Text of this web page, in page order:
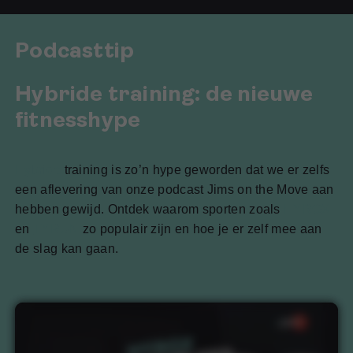
Podcasttip
Hybride training: de nieuwe
fitnesshype
training is zo’n hype geworden dat we er zelfs
een aflevering van onze podcast Jims on the Move aan
hebben gewijd. Ontdek waarom sporten zoals
en
zo populair zijn en hoe je er zelf mee aan
de slag kan gaan.